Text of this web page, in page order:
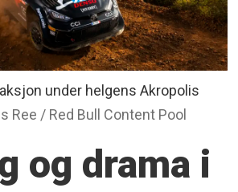
under helgens Akropolis
Ree / Red Bull Content Pool
og drama i